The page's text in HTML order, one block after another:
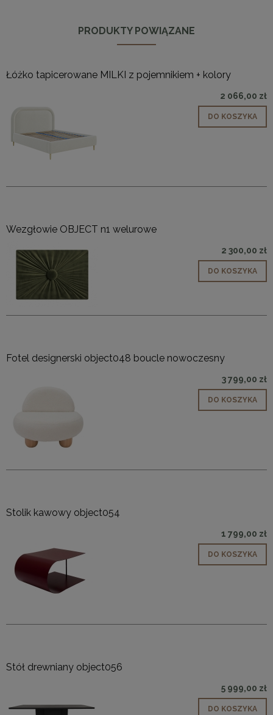
PRODUKTY POWIĄZANE
Łóżko tapicerowane MILKI z pojemnikiem + kolory
2 066,00 zł
DO KOSZYKA
Wezgłowie OBJECT n1 welurowe
2 300,00 zł
DO KOSZYKA
Fotel designerski object048 boucle nowoczesny
3 799,00 zł
DO KOSZYKA
Stolik kawowy object054
1 799,00 zł
DO KOSZYKA
Stół drewniany object056
5 999,00 zł
DO KOSZYKA